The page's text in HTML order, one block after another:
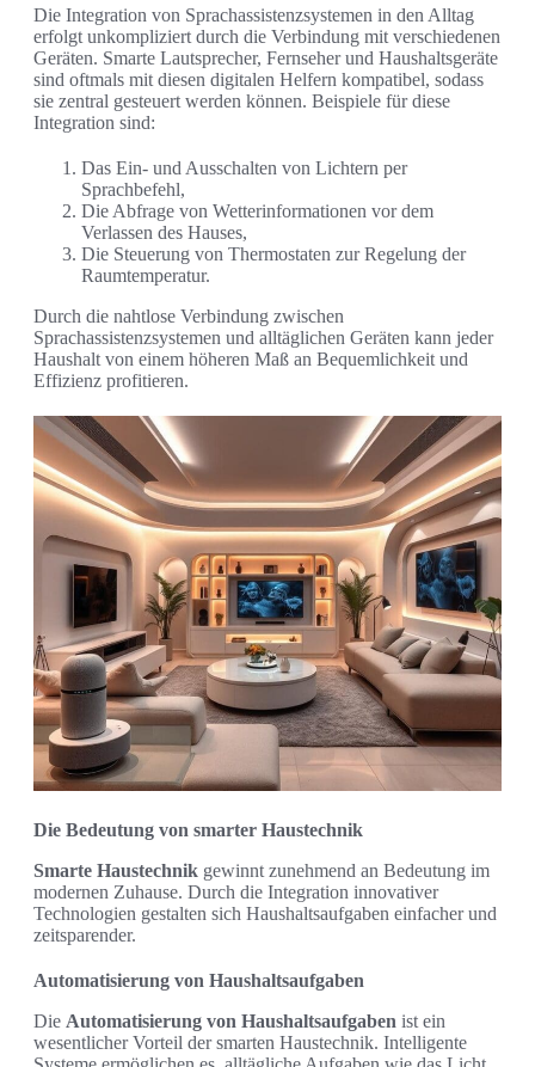
Die Integration von Sprachassistenzsystemen in den Alltag
erfolgt unkompliziert durch die Verbindung mit verschiedenen
Geräten. Smarte Lautsprecher, Fernseher und Haushaltsgeräte
sind oftmals mit diesen digitalen Helfern kompatibel, sodass
sie zentral gesteuert werden können. Beispiele für diese
Integration sind:
Das Ein- und Ausschalten von Lichtern per
Sprachbefehl,
Die Abfrage von Wetterinformationen vor dem
Verlassen des Hauses,
Die Steuerung von Thermostaten zur Regelung der
Raumtemperatur.
Durch die nahtlose Verbindung zwischen
Sprachassistenzsystemen und alltäglichen Geräten kann jeder
Haushalt von einem höheren Maß an Bequemlichkeit und
Effizienz profitieren.
Die Bedeutung von smarter Haustechnik
Smarte Haustechnik gewinnt zunehmend an Bedeutung im
modernen Zuhause. Durch die Integration innovativer
Technologien gestalten sich Haushaltsaufgaben einfacher und
zeitsparender.
Automatisierung von Haushaltsaufgaben
Die Automatisierung von Haushaltsaufgaben ist ein
wesentlicher Vorteil der smarten Haustechnik. Intelligente